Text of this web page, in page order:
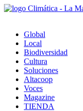
Global
Local
Biodiversidad
Cultura
Soluciones
Altacoop
Voces
Magazine
TIENDA